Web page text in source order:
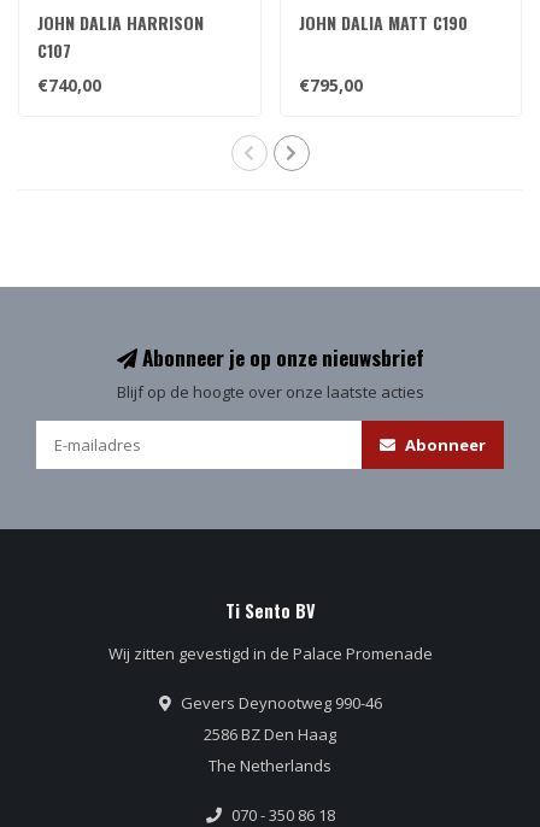
JOHN DALIA HARRISON
C107
€740,00
JOHN DALIA MATT C190
€795,00
Abonneer je op onze nieuwsbrief
Blijf op de hoogte over onze laatste acties
Abonneer
Ti Sento BV
Wij zitten gevestigd in de Palace Promenade
Gevers Deynootweg 990-46
2586 BZ Den Haag
The Netherlands
070 - 350 86 18